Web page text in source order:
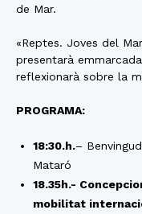
de Mar.
«Reptes. Joves del
presentarà
reflexionarà sobre la
PROGRAMA:
18:30.h.–
Mataró
18.35h.-
mobilitat